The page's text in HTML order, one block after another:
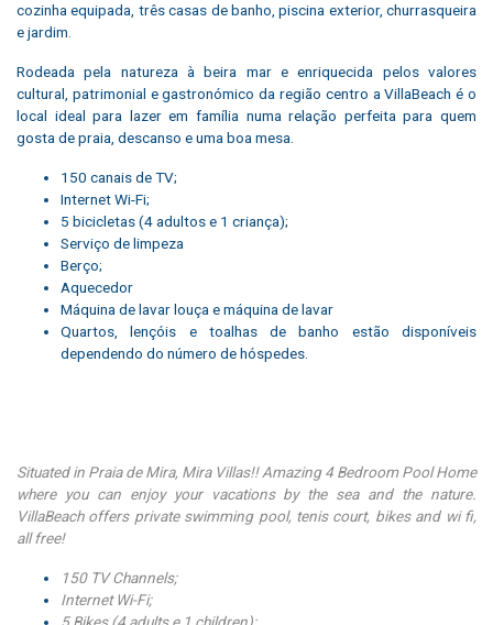
cozinha equipada, três casas de banho, piscina exterior, churrasqueira
e jardim.
Rodeada pela natureza à beira mar e enriquecida pelos valores
cultural, patrimonial e gastronómico da região centro a VillaBeach é o
local ideal para lazer em família numa relação perfeita para quem
gosta de praia, descanso e uma boa mesa.
150 canais de TV;
Internet Wi-Fi;
5 bicicletas (4 adultos e 1 criança);
Serviço de limpeza
Berço;
Aquecedor
Máquina de lavar louça e máquina de lavar
Quartos, lençóis e toalhas de banho estão disponíveis
dependendo do número de hóspedes.
Situated in Praia de Mira, Mira Villas!! Amazing 4 Bedroom Pool Home
where you can enjoy your vacations by the sea and the nature.
VillaBeach offers private swimming pool, tenis court, bikes and wi fi,
all free!
150 TV Channels;
Internet Wi-Fi;